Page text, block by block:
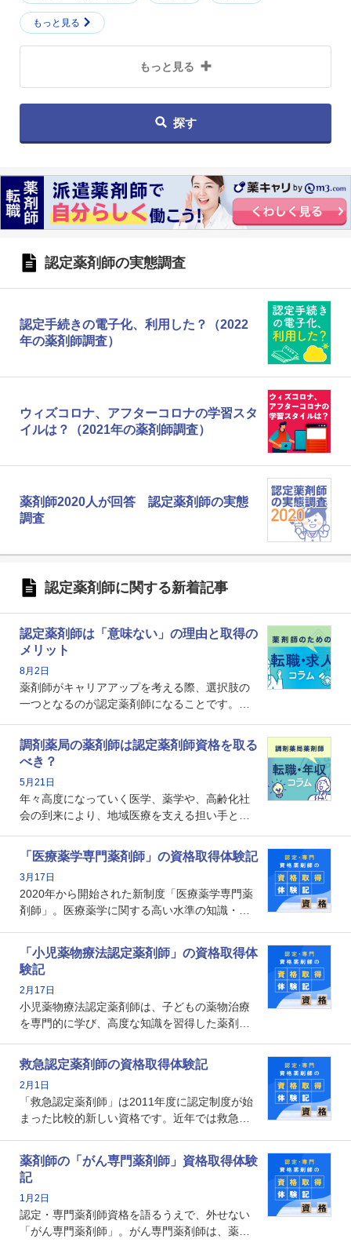
もっと見る
もっと見る
探す
認定薬剤師の実態調査
認定手続きの電子化、利用した？（2022
年の薬剤師調査）
ウィズコロナ、アフターコロナの学習スタ
イルは？（2021年の薬剤師調査）
薬剤師2020人が回答 認定薬剤師の実態
調査
認定薬剤師に関する新着記事
認定薬剤師は「意味ない」の理由と取得の
メリット
8月2日
薬剤師がキャリアアップを考える際、選択肢の
一つとなるのが認定薬剤師になることです。し
という声を聞いたことがあるかもしれません。
本記事では、認定薬剤師が「意味ない」といわ
れる理由や、取得するメリット、年収・キャリ
アへの影響を解説します。
調剤薬局の薬剤師は認定薬剤師資格を取る
べき？
5月21日
年々高度になっていく医学、薬学や、高齢化社
会の到来により、地域医療を支える担い手とし
で、重要度が増しているのが認定薬剤師という
資格です。認定薬剤師とはいったいどんな資格
なのでしょうか。それを取得するとどのような
メリットがあるのでしょうか。
「医療薬学専門薬剤師」の資格取得体験記
3月17日
2020年から開始された新制度「医療薬学専門薬
剤師」。医療薬学に関する高い水準の知識・技
となります。取得要件は多岐に渡り、審査も複
数回ありますが、患者さんに対して一定の能力
の証明になる資格と言えます。
「小児薬物療法認定薬剤師」の資格取得体
験記
2月17日
小児薬物療法認定薬剤師は、子どもの薬物治療
を専門的に学び、高度な知識を習得した薬剤師
や、特有の疾患、心理状況を理解し、専門性を
深めることで、子どもとその保護者に寄り添え
る存在です。今回はそんな小児薬物療法認定薬
剤師の取得体験記をご紹介します。
救急認定薬剤師の資格取得体験記
2月1日
「救急認定薬剤師」は2011年度に認定制度が始
まった比較的新しい資格です。近年では救急病
増えているのではないでしょうか。今回はそん
な救急認定薬剤師の取得体験記をご紹介しま
す。
薬剤師の「がん専門薬剤師」資格取得体験
記
1月2日
認定・専門薬剤師資格を語るうえで、外せない
「がん専門薬剤師」。がん専門薬剤師は、薬剤